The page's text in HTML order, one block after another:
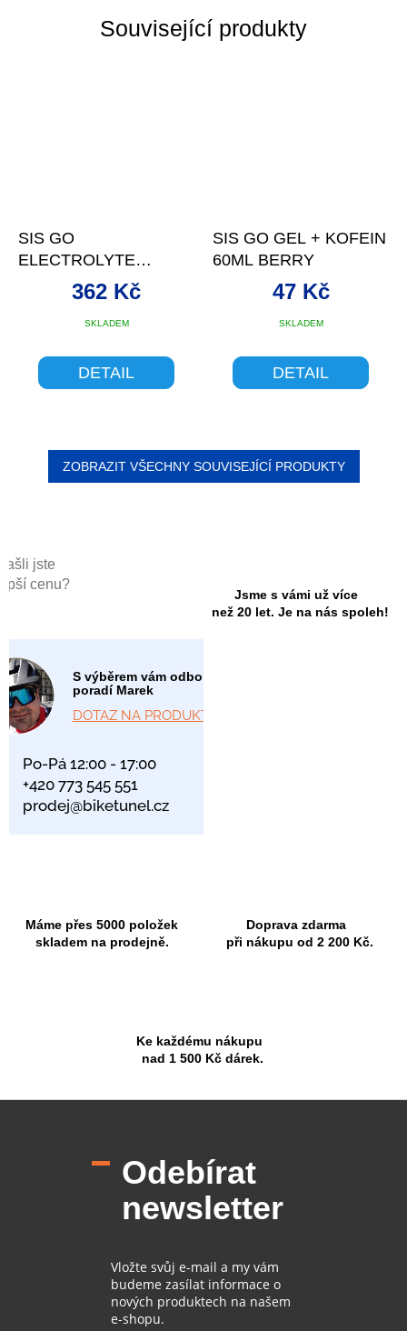
jste
cenu?
S výběrem vám odborně
poradí Marek
DOTAZ NA PRODUKT
Po-Pá 12:00 - 17:00
+420 773 545 551
prodej@biketunel.cz
Jsme s vámi už více
než 20 let. Je na nás spoleh!
Máme přes 5000 položek
skladem na prodejně.
Doprava zdarma
při nákupu od 2 200 Kč.
Ke každému nákupu
nad 1 500 Kč dárek.
Související produkty
SIS GO
ELECTROLYTE
SACHARID.NÁPOJ
500G ORANGE
SKLADEM
362 Kč
DETAIL
SIS GO GEL + KOFEIN
60ML BERRY
SKLADEM
47 Kč
DETAIL
ZOBRAZIT VŠECHNY SOUVISEJÍCÍ PRODUKTY
Odebírat
newsletter
Vložte svůj e-mail a my vám
budeme zasílat informace o
nových produktech na našem
e-shopu.